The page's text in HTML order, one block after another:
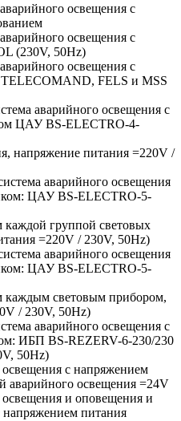
освещения с
освещения с
(230V, 50Hz)
освещения с
FELS и MSS
аварийного освещения с
ЦАУ BS-ELECTRO-4-
напряжение питания =220V /
аварийного освещения
ЦАУ BS-ELEСTRO-5-
каждой группой световых
=220V / 230V, 50Hz)
аварийного освещения
ЦАУ BS-ELEСTRO-5-
каждым световым прибором,
/ 230V, 50Hz)
аварийного освещения с
ИБП BS-REZERV-6-230/230
50Hz)
с напряжением
аварийного освещения =24V
и оповещения и
напряжением питания